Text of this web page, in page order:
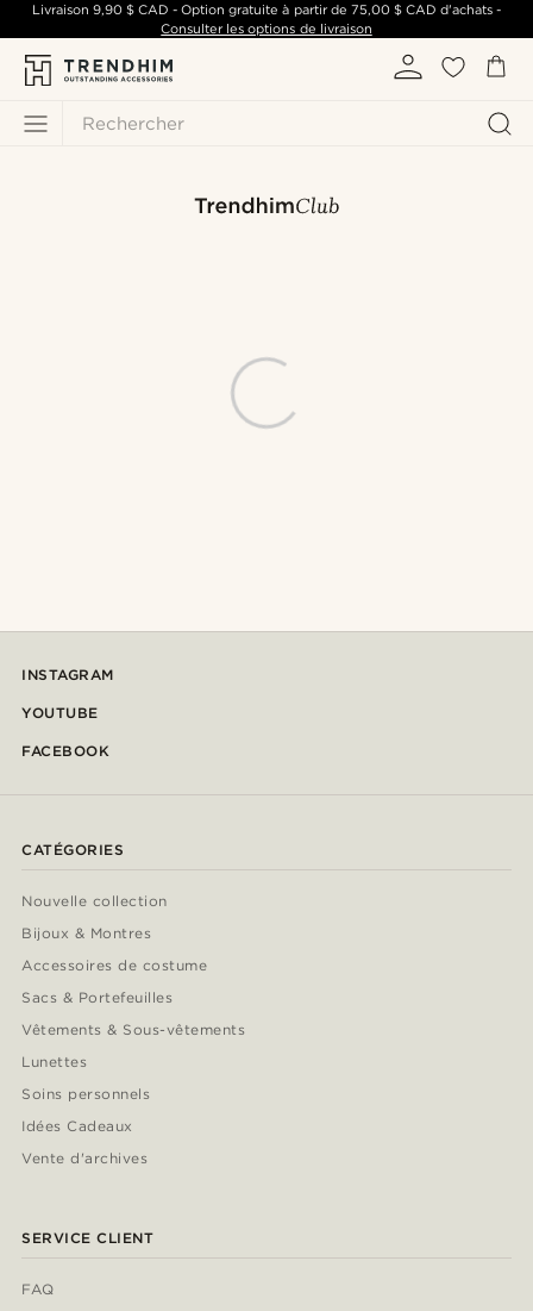
Rechercher
Livraison 9,90 $ CAD - Option gratuite à partir de 75,00 $ CAD d'achats -
Consulter les options de livraison
INSTAGRAM
YOUTUBE
FACEBOOK
CATÉGORIES
Nouvelle collection
Bijoux & Montres
Accessoires de costume
Sacs & Portefeuilles
Vêtements & Sous-vêtements
Lunettes
Soins personnels
Idées Cadeaux
Vente d'archives
SERVICE CLIENT
FAQ